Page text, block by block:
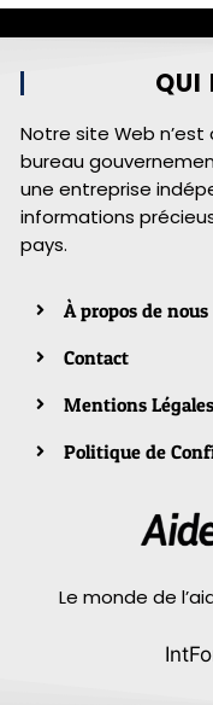
QUI
Notre site Web
bureau
une entreprise
informations
pays.
À propos de nous
Contact
Mentions Légales
Politique de
Le monde de